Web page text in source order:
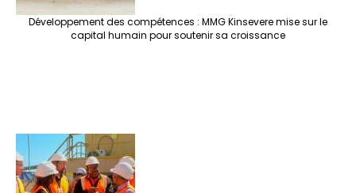
Développement des compétences : MMG Kinsevere mise sur le
capital humain pour soutenir sa croissance